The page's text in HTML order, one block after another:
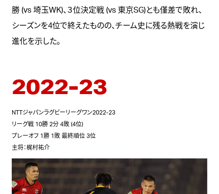
勝 (vs 埼玉WK)、３位決定戦 (vs 東京SG)とも僅差で敗れ、
シーズンを4位で終えたものの、チーム史に残る熱戦を演じ
進化を示した。
2022-23
NTTジャパンラグビーリーグワン2022-23
リーグ戦 10勝 2分 4敗 (4位)
プレーオフ 1勝 1敗 最終順位 3位
主将：梶村祐介